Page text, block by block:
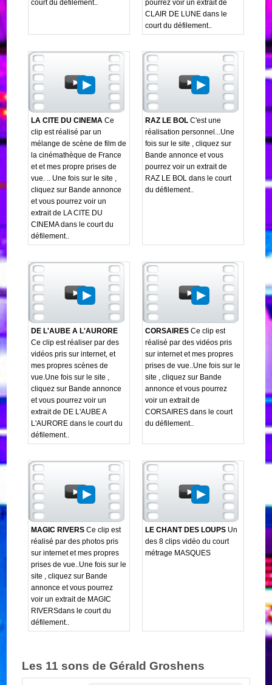
court du défilement..
pourrez voir un extrait de
CLAIR DE LUNE dans le
court du défilement..
LA CITE DU CINEMA Ce
clip est réalisé par un
mélange de scène de film de
la cinémathèque de France
et et mes propre prises de
vue. .. Une fois sur le site ,
cliquez sur Bande annonce
et vous pourrez voir un
extrait de LA CITE DU
CINEMA dans le court du
défilement..
RAZ LE BOL C'est une
réalisation personnel...Une
fois sur le site , cliquez sur
Bande annonce et vous
pourrez voir un extrait de
RAZ LE BOL dans le court
du défilement..
DE L'AUBE A L'AURORE
Ce clip est réaliser par des
vidéos pris sur internet, et
mes propres scènes de
vue.Une fois sur le site ,
cliquez sur Bande annonce
et vous pourrez voir un
extrait de DE L'AUBE A
L'AURORE dans le court du
défilement..
CORSAIRES Ce clip est
réalisé par des vidéos pris
sur internet et mes propres
prises de vue..Une fois sur le
site , cliquez sur Bande
annonce et vous pourrez
voir un extrait de
CORSAIRES dans le court
du défilement..
MAGIC RIVERS Ce clip est
réalisé par des photos pris
sur internet et mes propres
prises de vue..Une fois sur le
site , cliquez sur Bande
annonce et vous pourrez
voir un extrait de MAGIC
RIVERSdans le court du
défilement..
LE CHANT DES LOUPS Un
des 8 clips vidéo du court
métrage MASQUES
Les 11 sons de Gérald Groshens